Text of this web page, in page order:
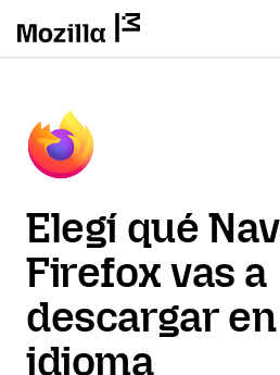
Elegí qué
Firefox vas a
descargar
idioma